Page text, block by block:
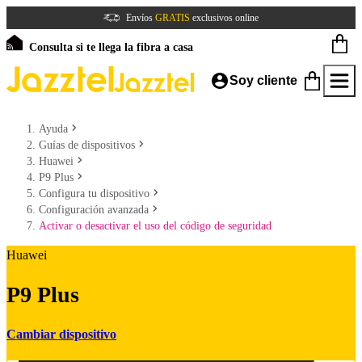
Envíos GRATIS exclusivos online
Consulta si te llega la fibra a casa
Soy cliente
Ayuda
Guías de dispositivos
Huawei
P9 Plus
Configura tu dispositivo
Configuración avanzada
Activar o desactivar el uso del código de seguridad
Huawei
P9 Plus
Cambiar dispositivo